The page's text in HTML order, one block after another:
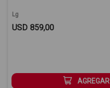
Lg
Sale Price:
USD 859,00
AGREGAR